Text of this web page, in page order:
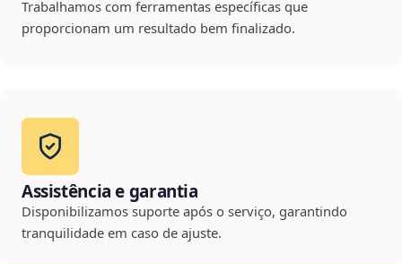
Trabalhamos com ferramentas específicas que
proporcionam um resultado bem finalizado.
Assistência e garantia
Disponibilizamos suporte após o serviço, garantindo
tranquilidade em caso de ajuste.